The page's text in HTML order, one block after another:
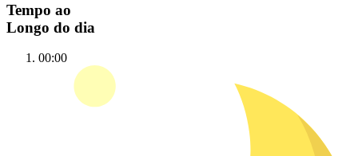
Tempo ao
Longo do dia
00:00